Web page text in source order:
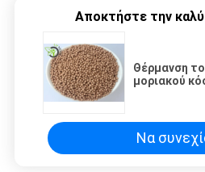
Αποκτήστε την
Θέρμανση
μοριακού
Να